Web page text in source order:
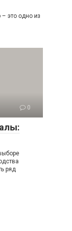
– это одно из
0
ряд